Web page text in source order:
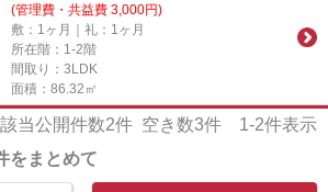
(管理費・共益費 3,000円)
敷：1ヶ月｜礼：1ヶ月
所在階：1-2階
間取り：3LDK
面積：86.32㎡
該当公開件数2件 空き数3件 1-2件表示
をまとめて